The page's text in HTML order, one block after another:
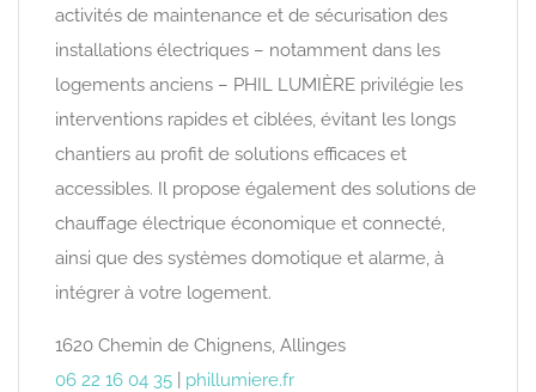
activités de maintenance et de sécurisation des
installations électriques – notamment dans les
logements anciens – PHIL LUMIÈRE privilégie les
interventions rapides et ciblées, évitant les longs
chantiers au profit de solutions efficaces et
accessibles. Il propose également des solutions de
chauffage électrique économique et connecté,
ainsi que des systèmes domotique et alarme, à
intégrer à votre logement.
1620 Chemin de Chignens, Allinges
06 22 16 04 35
phillumiere.fr